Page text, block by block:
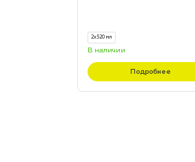
2х520 мл
В наличии
Подробнее